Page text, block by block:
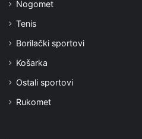
Nogomet
Tenis
Borilački sportovi
Košarka
Ostali sportovi
Rukomet